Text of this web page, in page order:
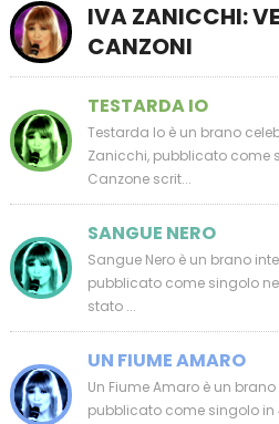
IVA ZANICCHI:
CANZONI
TESTARDA IO
Testarda Io è un brano
Zanicchi, pubblicato come
Canzone scrit...
SANGUE NERO
Sangue Nero è un brano
pubblicato come singolo
stato ...
UN FIUME AMARO
Un Fiume Amaro è un
pubblicato come singolo in